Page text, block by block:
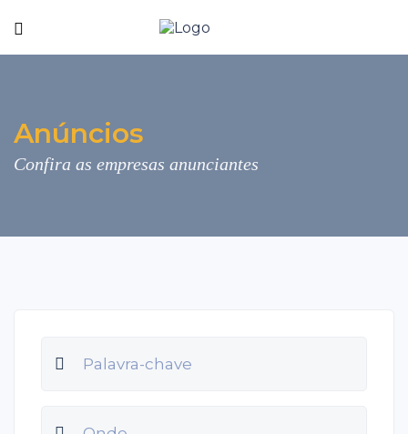
Anúncios
Confira as empresas anunciantes